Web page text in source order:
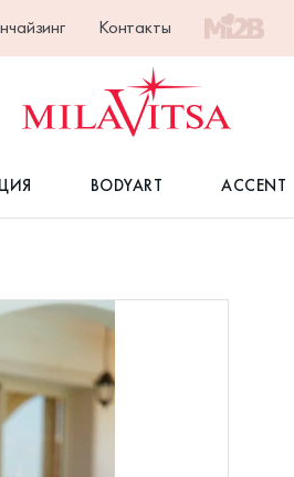
Контакты
BODYART ACCENT